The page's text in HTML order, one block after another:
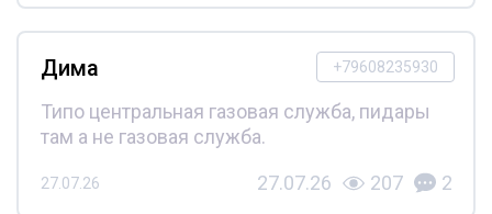
+79608235930
Дима
Типо центральная газовая служба, пидары
там а не газовая служба.
27.07.26 27.07.26 207 2